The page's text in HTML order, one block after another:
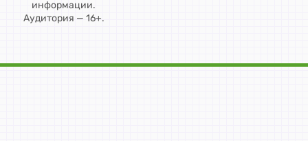
информации.
Аудитория — 16+.